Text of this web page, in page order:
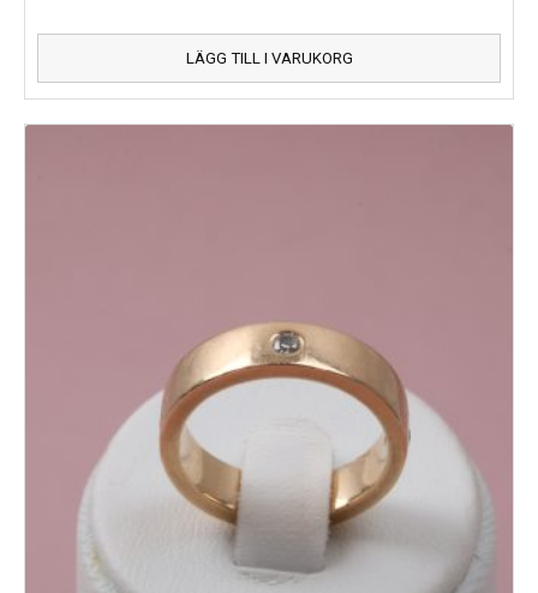
LÄGG TILL I VARUKORG